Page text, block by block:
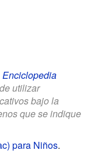
Enciclopedia
utilizar
bajo la
que se indique
para Niños.